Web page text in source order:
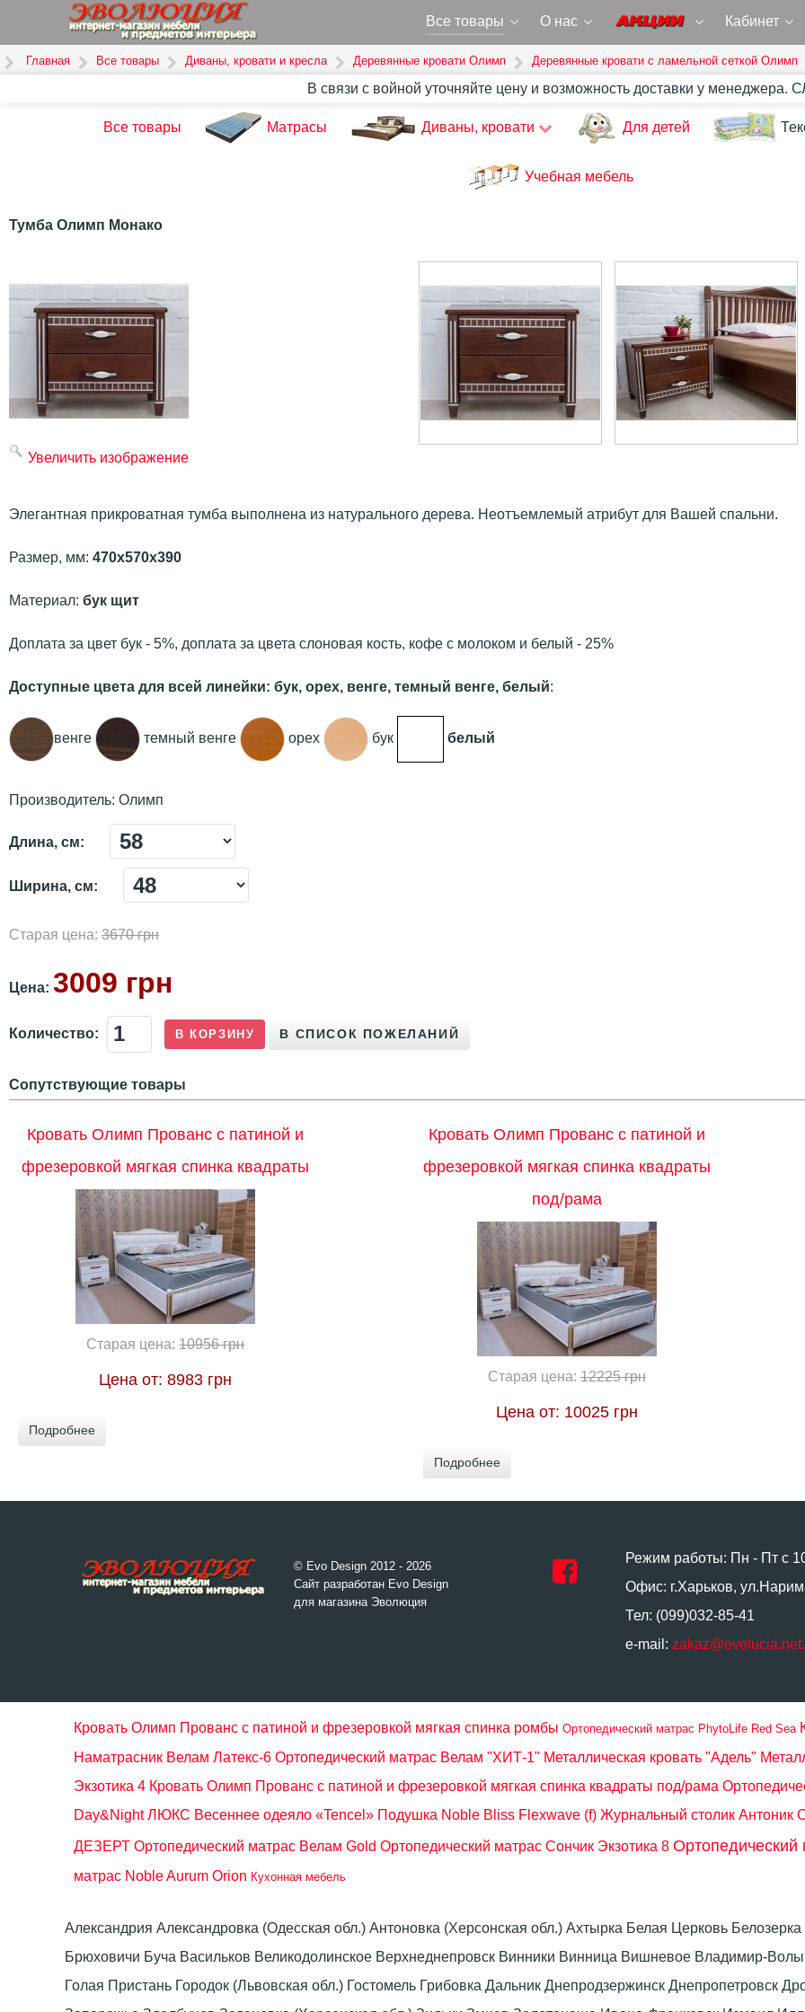
Все товары О нас Кабинет
Главная Все товары Диваны, кровати и кресла Деревянные кровати Олимп Деревянные кровати с ламельной сеткой Олимп
В связи с войной уточняйте цену и возможность доставки у менеджера.
Все товары Матрасы Диваны, кровати Для детей
Учебная мебель
Тумба Олимп Монако
Увеличить изображение
Элегантная прикроватная тумба выполнена из натурального дерева. Неотъемлемый атрибут для Вашей спальни.
Размер, мм: 470х570х390
Материал: бук щит
Доплата за цвет бук - 5%, доплата за цвета слоновая кость, кофе с молоком и белый - 25%
Доступные цвета для всей линейки: бук, орех, венге, темный венге, белый:
венге темный венге орех бук белый
Производитель: Олимп
Длина, см:
Ширина, см:
Старая цена: 3670 грн
Цена: 3009 грн
Количество:
Сопутствующие товары
Кровать Олимп Прованс с патиной и
фрезеровкой мягкая спинка квадраты
Старая цена:10956 грн
Цена от:8983 грн
Подробнее
Кровать Олимп Прованс с патиной и
фрезеровкой мягкая спинка квадраты
под/рама
Старая цена:12225 грн
Цена от: 10025 грн
Подробнее
© Evo Design 2012 - 2026
Сайт разработан Evo Design
для магазина Эволюция
Режим работы: Пн - Пт с
Офис: г.Харьков,
Тел: (099)032-85-41
e-mail:
Кровать Олимп Прованс с патиной и фрезеровкой мягкая спинка ромбы Ортопедический матрас PhytoLife Red Sea
Наматрасник Велам Латекс-6 Ортопедический матрас Велам "ХИТ-1" Металлическая кровать "Адель"
Экзотика 4 Кровать Олимп Прованс с патиной и фрезеровкой мягкая спинка квадраты под/рама
Day&Night ЛЮКС Весеннее одеяло «Tencel» Подушка Noble Bliss Flexwave (f) Журнальный столик Антоник
ДЕЗЕРТ Ортопедический матрас Велам Gold Ортопедический матрас Сончик Экзотика 8
матрас Noble Aurum Orion Кухонная мебель
Александрия Александровка (Одесская обл.) Антоновка (Херсонская обл.) Ахтырка Белая Церковь
Брюховичи Буча Васильков Великодолинское Верхнеднепровск Винники Винница Вишневое Владимир-
Голая Пристань Городок (Львовская обл.) Гостомель Грибовка Дальник Днепродзержинск